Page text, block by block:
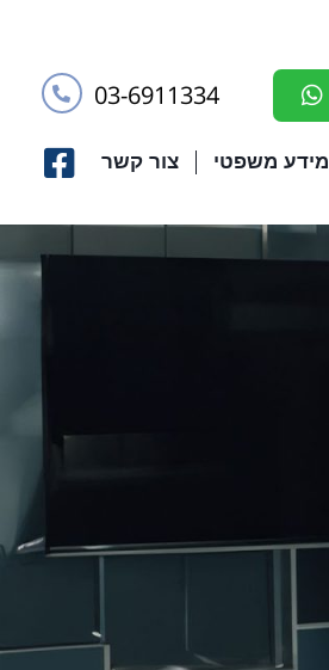
03-6911334
מידע משפטי צור קשר